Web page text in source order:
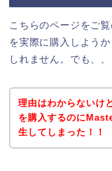
こちらのページをご
を実際に購入しよう
しれません。でも、、
理由はわからないけ
を購入するのに
生してしまった！！